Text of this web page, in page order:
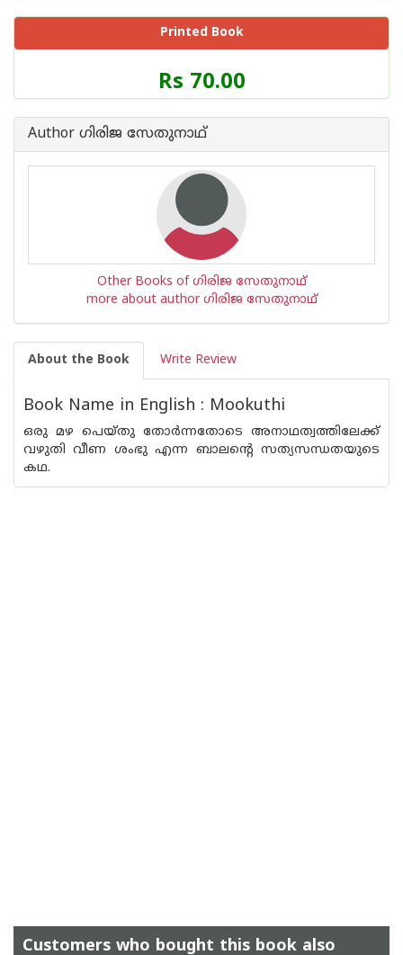
Printed Book
Price
of
Book
Rs 70.00
Author ഗിരിജ സേതുനാഥ്
Other Books of ഗിരിജ സേതുനാഥ്
more about author ഗിരിജ സേതുനാഥ്
About the Book Write Review
Book Name in English : Mookuthi
ഒരു മഴ പെയ്തു തോര്‍ന്നതോടെ അനാഥത്വത്തിലേക്ക്
വഴുതി വീണ ശംഭു എന്ന ബാലന്റെ സത്യസന്ധതയുടെ
കഥ.
Customers who bought this book also